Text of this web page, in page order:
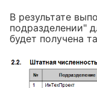
В результате
подразделении"
будет получена